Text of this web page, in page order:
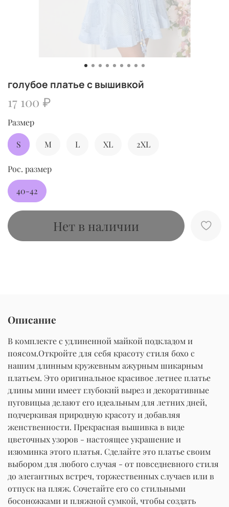
голубое платье c вышивкой
17 100 ₽
Нет в наличии
Размер
S M L XL 2XL
Рос. размер
40-42
Описание
В комплекте с удлиненной майкой подкладом и
поясом.Откройте для себя красоту стиля бохо с
нашим длинным кружевным ажурным шикарным
платьем. Это оригинальное красивое летнее платье
длины мини имеет глубокий вырез и декоративные
пуговицыа делают его идеальным для летних дней,
подчеркивая природную красоту и добавляя
женственности. Прекрасная вышивка в виде
цветочных узоров - настоящее украшение и
изюминка этого платья. Сделайте это платье своим
выбором для любого случая - от повседневного стиля
до элегантных встреч, торжественных случаев или в
отпуск на пляж. Сочетайте его со стильными
босоножками и пляжной сумкой, чтобы создать